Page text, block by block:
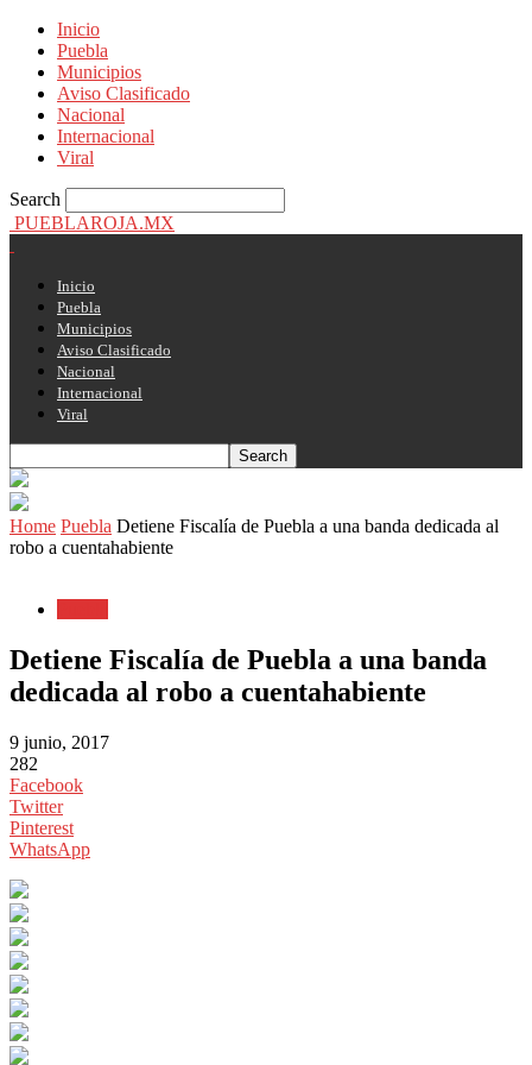
Inicio
Puebla
Municipios
Aviso Clasificado
Nacional
Internacional
Viral
Search
PUEBLAROJA.MX
Inicio
Puebla
Municipios
Aviso Clasificado
Nacional
Internacional
Viral
Home Puebla Detiene Fiscalía de Puebla a una banda dedicada al
robo a cuentahabiente
Detiene Fiscalía de Puebla a una banda
dedicada al robo a cuentahabiente
9 junio, 2017
282
Facebook
Twitter
Pinterest
WhatsApp